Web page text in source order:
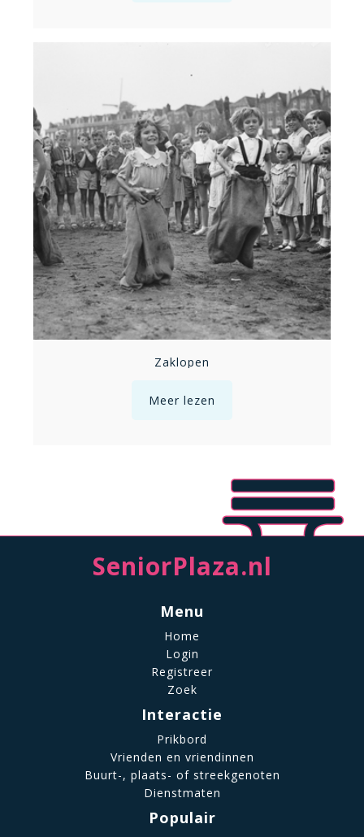
Zaklopen
Meer lezen
SeniorPlaza.nl
Menu
Home
Login
Registreer
Zoek
Interactie
Prikbord
Vrienden en vriendinnen
Buurt-, plaats- of streekgenoten
Dienstmaten
Populair